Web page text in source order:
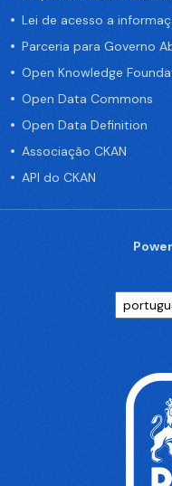
Lei de acesso a
Parceria para Governo
Open Knowledge
Open Data Commons
Open Data Definition
Associação CKAN
API do CKAN